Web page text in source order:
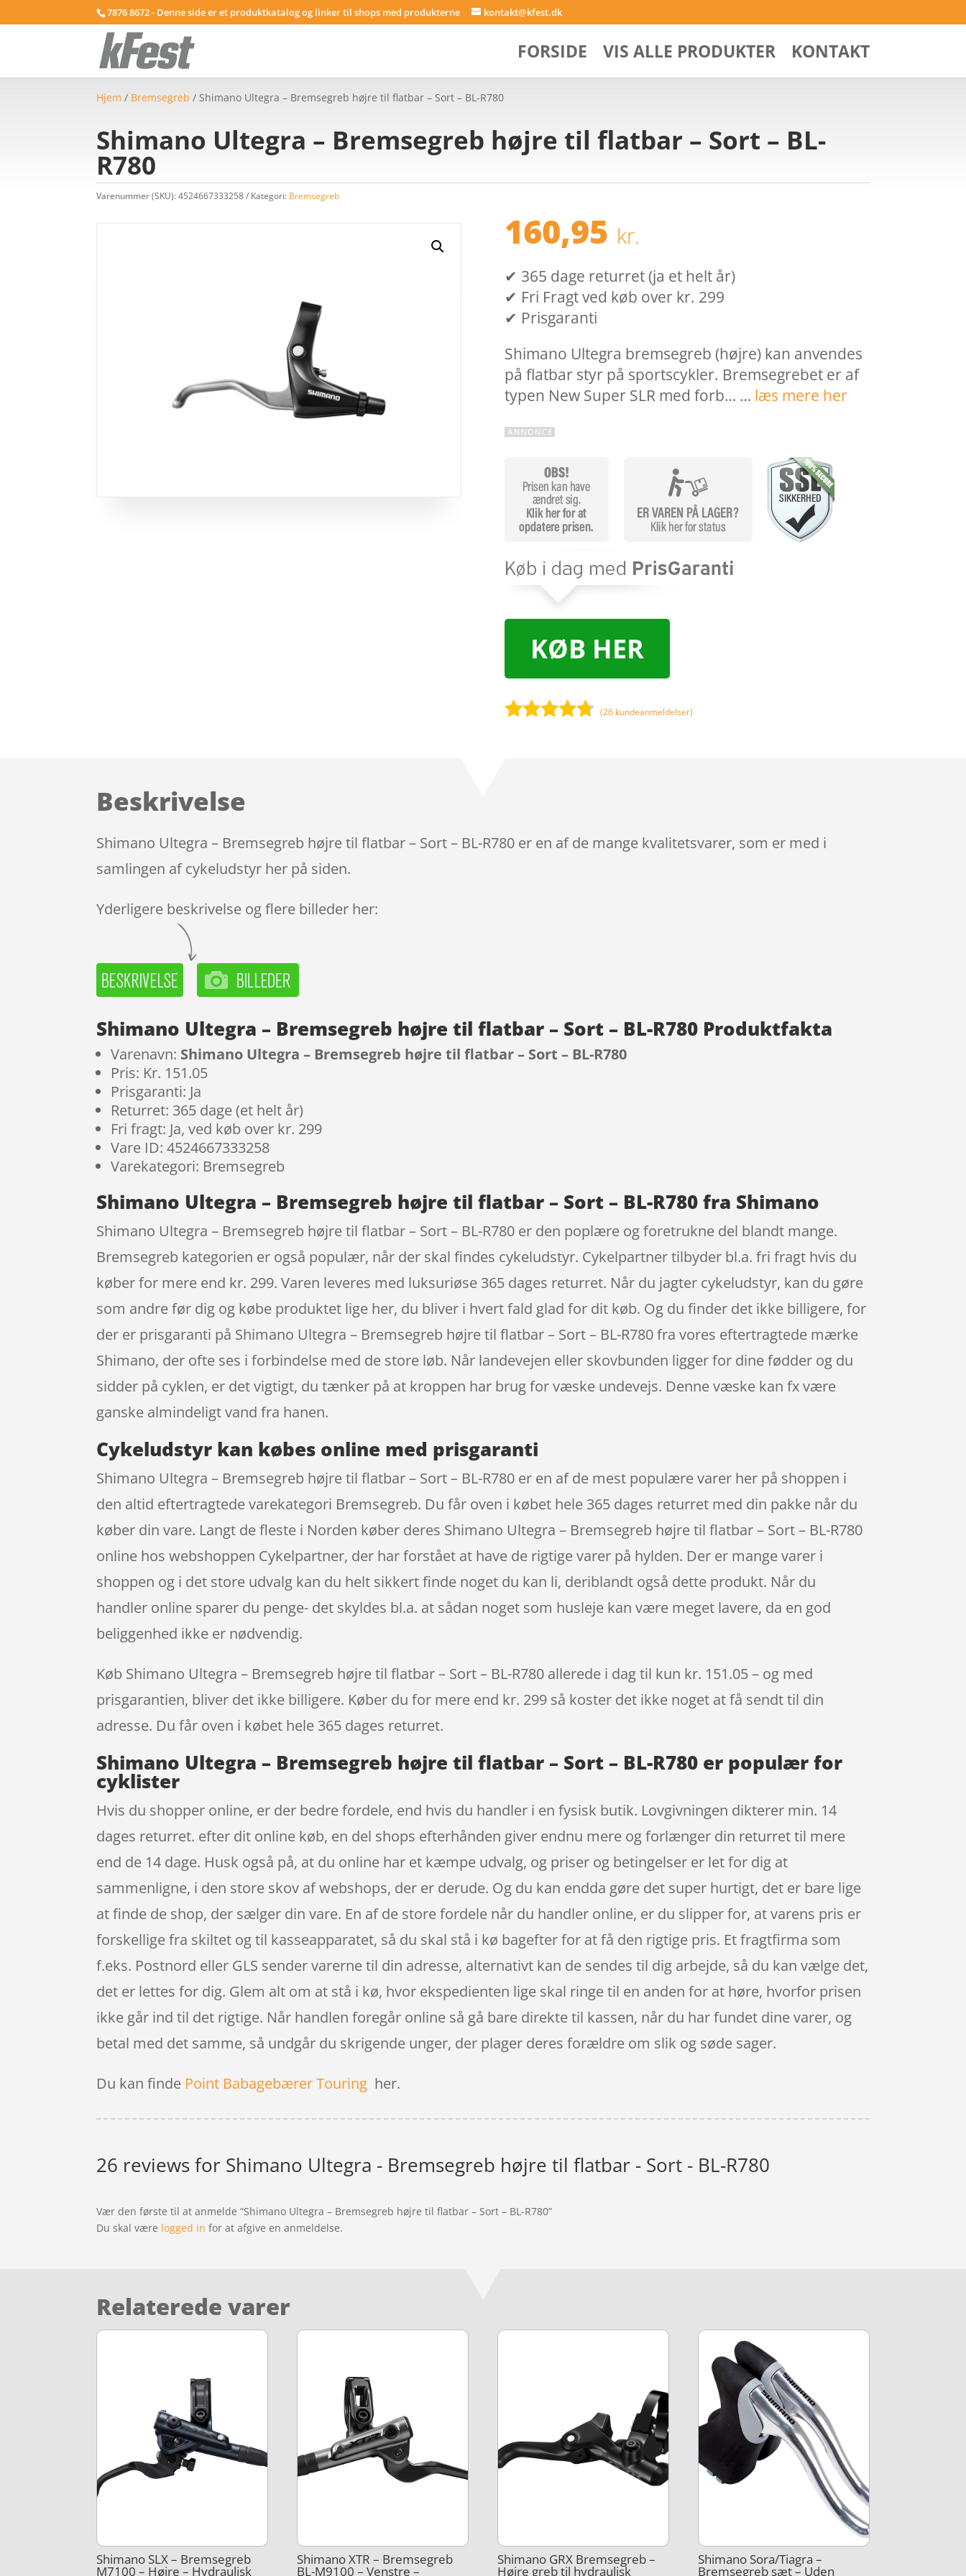
7876 8672 - Denne side er et produktkatalog og linker til shops med produkterne kontakt@kfest.dk
FORSIDE VIS ALLE PRODUKTER KONTAKT
Hjem / Bremsegreb / Shimano Ultegra – Bremsegreb højre til flatbar – Sort – BL-R780
Shimano Ultegra – Bremsegreb højre til flatbar – Sort – BL-
R780
Varenummer (SKU):4524667333258 Kategori: Bremsegreb
160,95 kr.
✔ 365 dage returret (ja et helt år)
✔ Fri Fragt ved køb over kr. 299
✔ Prisgaranti
Shimano Ultegra bremsegreb (højre) kan anvendes
på flatbar styr på sportscykler. Bremsegrebet er af
typen New Super SLR med forb… … læs mere her
KØB HER
mmelser
(26 kundeanmeldelser)
Beskrivelse
Shimano Ultegra – Bremsegreb højre til flatbar – Sort – BL-R780 er en af de mange kvalitetsvarer, som er med i
samlingen af cykeludstyr her på siden.
Yderligere beskrivelse og flere billeder her:
Shimano Ultegra – Bremsegreb højre til flatbar – Sort – BL-R780 Produktfakta
Varenavn: Shimano Ultegra – Bremsegreb højre til flatbar – Sort – BL-R780
Pris: Kr. 151.05
Prisgaranti: Ja
Returret: 365 dage (et helt år)
Fri fragt: Ja, ved køb over kr. 299
Vare ID: 4524667333258
Varekategori: Bremsegreb
Shimano Ultegra – Bremsegreb højre til flatbar – Sort – BL-R780 fra Shimano
Shimano Ultegra – Bremsegreb højre til flatbar – Sort – BL-R780 er den poplære og foretrukne del blandt mange.
Bremsegreb kategorien er også populær, når der skal findes cykeludstyr. Cykelpartner tilbyder bl.a. fri fragt hvis du
køber for mere end kr. 299. Varen leveres med luksuriøse 365 dages returret. Når du jagter cykeludstyr, kan du gøre
som andre før dig og købe produktet lige her, du bliver i hvert fald glad for dit køb. Og du finder det ikke billigere, for
der er prisgaranti på Shimano Ultegra – Bremsegreb højre til flatbar – Sort – BL-R780 fra vores eftertragtede mærke
Shimano, der ofte ses i forbindelse med de store løb. Når landevejen eller skovbunden ligger for dine fødder og du
sidder på cyklen, er det vigtigt, du tænker på at kroppen har brug for væske undevejs. Denne væske kan fx være
ganske almindeligt vand fra hanen.
Cykeludstyr kan købes online med prisgaranti
Shimano Ultegra – Bremsegreb højre til flatbar – Sort – BL-R780 er en af de mest populære varer her på shoppen i
den altid eftertragtede varekategori Bremsegreb. Du får oven i købet hele 365 dages returret med din pakke når du
køber din vare. Langt de fleste i Norden køber deres Shimano Ultegra – Bremsegreb højre til flatbar – Sort – BL-R780
online hos webshoppen Cykelpartner, der har forstået at have de rigtige varer på hylden. Der er mange varer i
shoppen og i det store udvalg kan du helt sikkert finde noget du kan li, deriblandt også dette produkt. Når du
handler online sparer du penge- det skyldes bl.a. at sådan noget som husleje kan være meget lavere, da en god
beliggenhed ikke er nødvendig.
Køb Shimano Ultegra – Bremsegreb højre til flatbar – Sort – BL-R780 allerede i dag til kun kr. 151.05 – og med
prisgarantien, bliver det ikke billigere. Køber du for mere end kr. 299 så koster det ikke noget at få sendt til din
adresse. Du får oven i købet hele 365 dages returret.
Shimano Ultegra – Bremsegreb højre til flatbar – Sort – BL-R780 er populær for
cyklister
Hvis du shopper online, er der bedre fordele, end hvis du handler i en fysisk butik. Lovgivningen dikterer min. 14
dages returret. efter dit online køb, en del shops efterhånden giver endnu mere og forlænger din returret til mere
end de 14 dage. Husk også på, at du online har et kæmpe udvalg, og priser og betingelser er let for dig at
sammenligne, i den store skov af webshops, der er derude. Og du kan endda gøre det super hurtigt, det er bare lige
at finde de shop, der sælger din vare. En af de store fordele når du handler online, er du slipper for, at varens pris er
forskellige fra skiltet og til kasseapparatet, så du skal stå i kø bagefter for at få den rigtige pris. Et fragtfirma som
f.eks. Postnord eller GLS sender varerne til din adresse, alternativt kan de sendes til dig arbejde, så du kan vælge det,
det er lettes for dig. Glem alt om at stå i kø, hvor ekspedienten lige skal ringe til en anden for at høre, hvorfor prisen
ikke går ind til det rigtige. Når handlen foregår online så gå bare direkte til kassen, når du har fundet dine varer, og
betal med det samme, så undgår du skrigende unger, der plager deres forældre om slik og søde sager.
Du kan finde Point Babagebærer Touring her.
26 reviews for Shimano Ultegra - Bremsegreb højre til flatbar - Sort - BL-R780
Vær den første til at anmelde “Shimano Ultegra – Bremsegreb højre til flatbar – Sort – BL-R780”
Du skal være logged in for at afgive en anmeldelse.
Relaterede varer
Shimano SLX – Bremsegreb
M7100 – Højre – Hydraulisk
Shimano XTR – Bremsegreb
BL-M9100 – Venstre –
Shimano GRX Bremsegreb –
Højre greb til hydraulisk
Shimano Sora/Tiagra –
Bremsegreb sæt – Uden